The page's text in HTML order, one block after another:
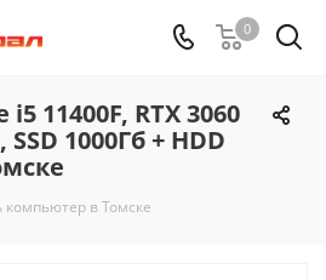
0
11400F, RTX 3060
SSD 1000Гб + HDD
в Томске